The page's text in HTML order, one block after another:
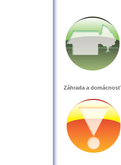
Záhrada a domácnosť